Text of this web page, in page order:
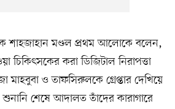
শাহজাহান মণ্ডল প্রথম আলোকে বলেন,
চিকিৎসকের করা ডিজিটাল নিরাপত্তা
মাহবুবা ও তাফসিরুলকে গ্রেপ্তার দেখিয়ে
শেষে আদালত তাঁদের কারাগারে